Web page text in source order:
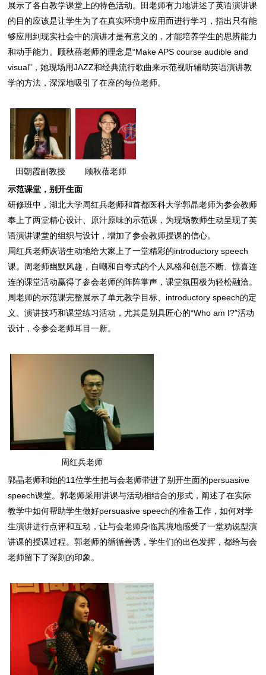
展示了各自教学课堂上的特色活动。田老师有力地讲述了英语演讲课
的目的应该是让学生为了在真实环境中应用而进行学习，指出只有能
够应用到现实社会中的演讲才是有意义的，才能培养学生的思辨能力
和动手能力。顾秋蓓老师的理念是“Make APS course audible and
visual”，她现场用JAZZ和经典流行歌曲来示范视听辅助英语演讲教
学的方法，深深地吸引了在座的每位老师。
田朝霞副教授
顾秋蓓老师
示范课堂，别开生面
研修班中，湖北大学周红兵老师和首都医科大学郭晶老师为参会教师
奉上了两堂精心设计、原汁原味的示范课，为现场教师生动呈现了英
语演讲课堂的组织与设计，增加了参会教师授课的信心。
周红兵老师诙谐生动地给大家上了一堂精彩的introductory speech
课。周老师幽默风趣，自嘲和自夸式的个人风格和创意不断、惊喜连
连的课堂活动赢得了参会老师的阵阵掌声，课堂氛围极为轻松融洽。
周老师的示范课完整展示了单元教学目标、introductory speech的定
义、演讲技巧和课堂练习活动，尤其是别具匠心的“Who am I?”活动
设计，令参会老师耳目一新。
周红兵老师
郭晶老师和她的11位学生把与会老师带进了别开生面的persuasive
speech课堂。郭老师采用讲课与活动相结合的形式，阐述了在实际
教学中如何帮助学生做好persuasive speech的准备工作，如何对学
生演讲进行点评和互动，让与会老师身临其境地感受了一堂劝说型演
讲课的授课过程。郭老师的循循善诱，学生们的出色发挥，都给与会
老师留下了深刻的印象。